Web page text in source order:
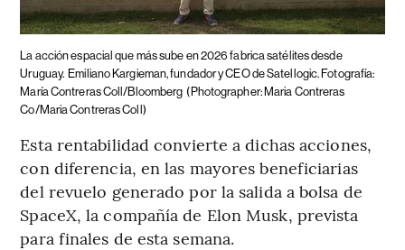
La acción espacial que más sube en 2026 fabrica satélites desde
Uruguay. Emiliano Kargieman, fundador y CEO de Satellogic. Fotografía:
María Contreras Coll/Bloomberg (Photographer: Maria Contreras
Co/Maria Contreras Coll)
Esta rentabilidad convierte a dichas acciones,
con diferencia, en las mayores beneficiarias
del revuelo generado por la salida a bolsa de
SpaceX, la compañía de Elon Musk, prevista
para finales de esta semana.